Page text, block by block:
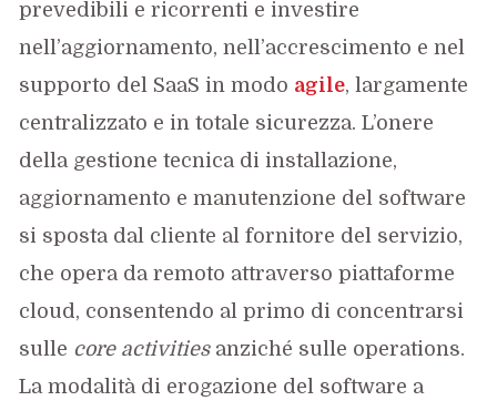
prevedibili e ricorrenti e investire
nell’aggiornamento, nell’accrescimento e nel
supporto del SaaS in modo agile, largamente
centralizzato e in totale sicurezza. L’onere
della gestione tecnica di installazione,
aggiornamento e manutenzione del software
si sposta dal cliente al fornitore del servizio,
che opera da remoto attraverso piattaforme
cloud, consentendo al primo di concentrarsi
sulle core activitiesanziché sulle operations.
La modalità di erogazione del software a